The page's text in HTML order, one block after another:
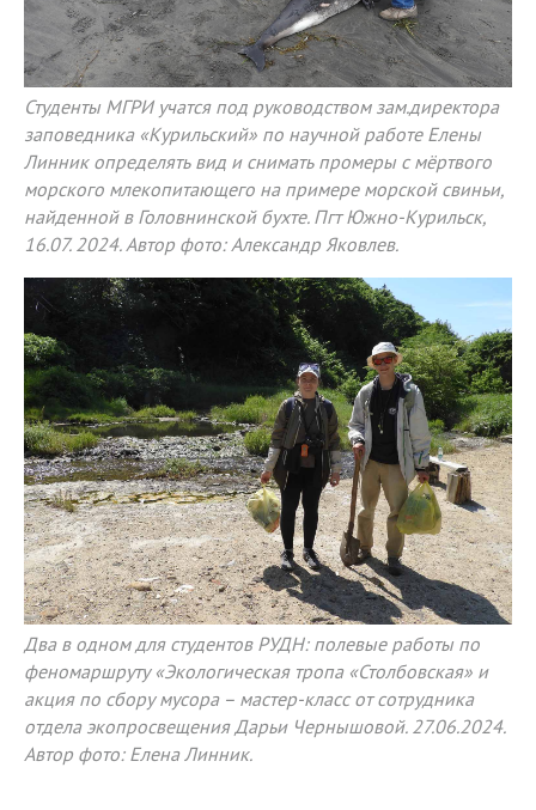
Студенты МГРИ учатся под руководством зам.директора
заповедника «Курильский» по научной работе Елены
Линник определять вид и снимать промеры с мёртвого
морского млекопитающего на примере морской свиньи,
найденной в Головнинской бухте. Пгт Южно-Курильск,
16.07. 2024. Автор фото: Александр Яковлев.
Два в одном для студентов РУДН: полевые работы по
феномаршруту «Экологическая тропа «Столбовская» и
акция по сбору мусора – мастер-класс от сотрудника
отдела экопросвещения Дарьи Чернышовой. 27.06.2024.
Автор фото: Елена Линник.